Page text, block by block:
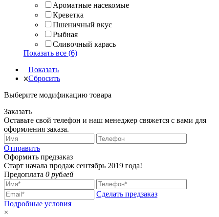
Ароматные насекомые
Креветка
Пшеничный вкус
Рыбная
Сливочный карась
Показать все (6)
Показать
Сбросить
Выберите модификацию товара
Заказать
Оставьте свой телефон и наш менеджер свяжется с вами для
оформления заказа.
Отправить
Оформить предзаказ
Старт начала продаж сентябрь 2019 года!
Предоплата 0 рублей
Сделать предзаказ
Подробные условия
×